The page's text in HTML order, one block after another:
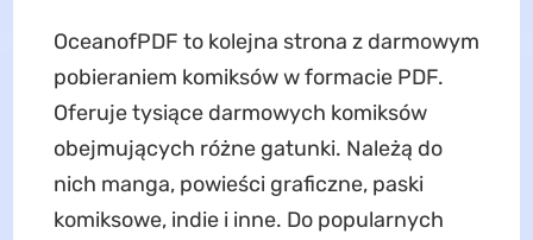
OceanofPDF to kolejna strona z darmowym
pobieraniem komiksów w formacie PDF.
Oferuje tysiące darmowych komiksów
obejmujących różne gatunki. Należą do
nich manga, powieści graficzne, paski
komiksowe, indie i inne. Do popularnych